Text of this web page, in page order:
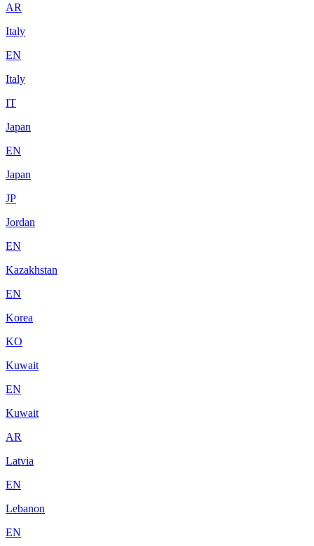
AR
Italy
EN
Italy
IT
Japan
EN
Japan
JP
Jordan
EN
Kazakhstan
EN
Korea
KO
Kuwait
EN
Kuwait
AR
Latvia
EN
Lebanon
EN